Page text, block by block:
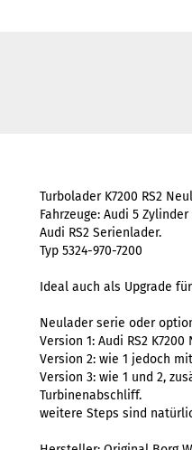
Turbolader K7200 RS2
Fahrzeuge: Audi 5 Zylinder
Audi RS2 Serienlader.
Typ 5324-970-7200
Ideal auch als Upgrade für
Neulader serie oder
Version 1: Audi RS2
Version 2: wie 1 jedoch
Version 3: wie 1 und 2,
Turbinenabschliff.
weitere Steps sind